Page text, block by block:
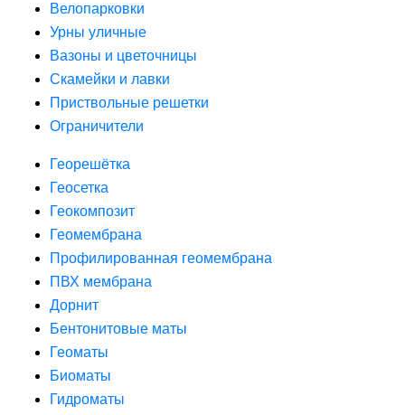
Велопарковки
Урны уличные
Вазоны и цветочницы
Скамейки и лавки
Приствольные решетки
Ограничители
Георешётка
Геосетка
Геокомпозит
Геомембрана
Профилированная геомембрана
ПВХ мембрана
Дорнит
Бентонитовые маты
Геоматы
Биоматы
Гидроматы